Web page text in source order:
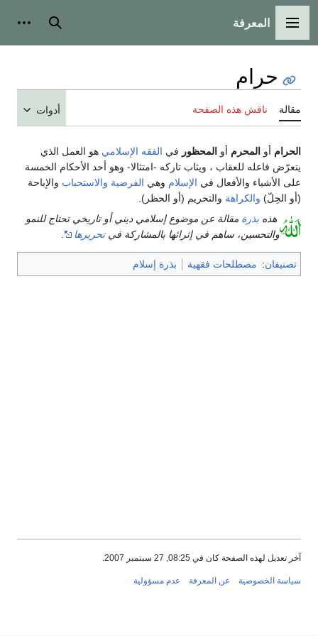
القائمة الرئيسية
المعرفة بحث
حرام
مقالة ناقش هذه الصفحة أدوات
الحرام أو المحرم أو المحظور في الفقه الإسلامي هو العمل الذي
يتعرّض فاعله للعقاب ، ويثاب تاركه -امتثالا- وهو أحد الأحكام الخمسة
على الأشياء والأفعال في الإسلام وهي الفرضية والاستحباب والإباحة
(أو الحِلّ) والكراهة والتحريم (أو الحظر).
هذه بذرة مقالة عن موضوع إسلامي ديني أو تاريخي تحتاج للنمو
والتحسين، ساهم في إثرائها بالمشاركة فيتحريرها
تصنيفان: مصطلحات فقهية بذرة إسلام
آخر تعديل لهذه الصفحة كان في 08:25, 27 سبتمبر 2007.
سياسة الخصوصية عن المعرفة عدم مسؤولية